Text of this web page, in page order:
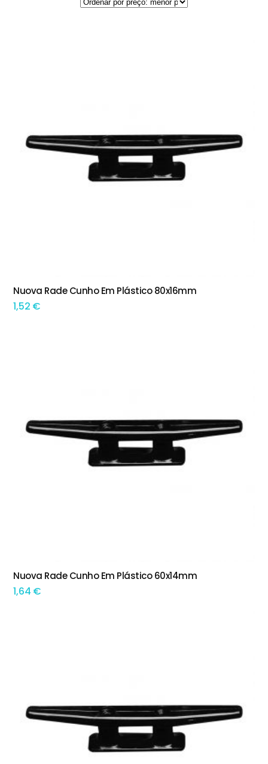
TEM OPÇÕES
Nuova Rade Cunho Em Plástico 80x16mm
1,52 €
TEM OPÇÕES
Nuova Rade Cunho Em Plástico 60x14mm
1,64 €